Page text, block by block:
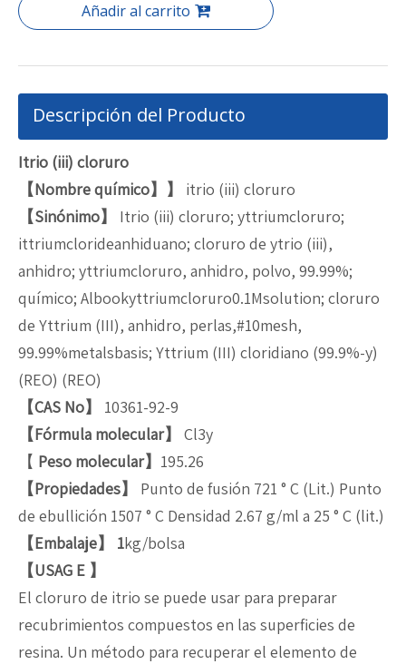
Añadir al carrito
Descripción del Producto
Itrio (iii) cloruro
【Nombre químico】】 itrio (iii) cloruro
【Sinónimo】 Itrio (iii) cloruro; yttriumcloruro;
ittriumclorideanhiduano; cloruro de ytrio (iii),
anhidro; yttriumcloruro, anhidro, polvo, 99.99%;
químico; Albookyttriumcloruro0.1Msolution; cloruro
de Yttrium (III), anhidro, perlas,#10mesh,
99.99%metalsbasis; Yttrium (III) cloridiano (99.9%-y)
(REO) (REO)
【CAS No】 10361-92-9
【Fórmula molecular】 Cl3y
【 Peso molecular】 195.26
【Propiedades】 Punto de fusión 721 ° C (Lit.) Punto
de ebullición 1507 ° C Densidad 2.67 g/ml a 25 ° C (lit.)
【Embalaje】 1kg/bolsa
【USAG E 】
El cloruro de itrio se puede usar para preparar
recubrimientos compuestos en las superficies de
resina. Un método para recuperar el elemento de